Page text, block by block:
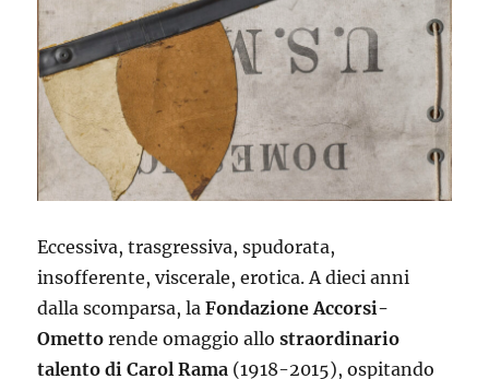
Eccessiva, trasgressiva, spudorata,
insofferente, viscerale, erotica. A dieci anni
dalla scomparsa, laFondazione Accorsi-
Ometto rende omaggio allostraordinario
talento diCarol Rama (1918-2015), ospitando